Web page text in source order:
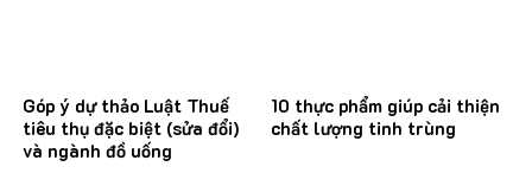
Góp ý dự thảo Luật Thuế
tiêu thụ đặc biệt (sửa đổi)
và ngành đồ uống
10 thực phẩm giúp cải thiện
chất lượng tinh trùng